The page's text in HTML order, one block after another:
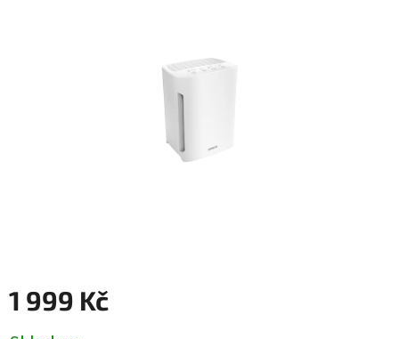
1 999 Kč